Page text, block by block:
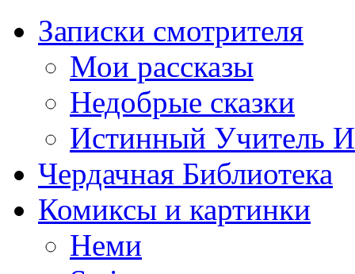
Записки смотрителя
Мои рассказы
Недобрые сказки
Истинный Учитель
Чердачная Библиотека
Комиксы и картинки
Неми